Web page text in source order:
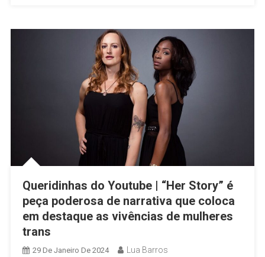
Mídia
Queridinhas do Youtube | “Her Story” é
peça poderosa de narrativa que coloca
em destaque as vivências de mulheres
trans
29 De Janeiro De 2024 Lua Barros